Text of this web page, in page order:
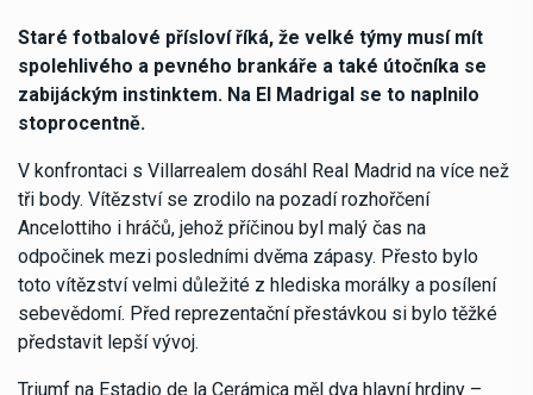
Staré fotbalové přísloví říká, že velké týmy musí mít
spolehlivého a pevného brankáře a také útočníka se
zabijáckým instinktem. Na El Madrigal se to naplnilo
stoprocentně.
V konfrontaci s Villarrealem dosáhl Real Madrid na více než
tři body. Vítězství se zrodilo na pozadí rozhořčení
Ancelottiho i hráčů, jehož příčinou byl malý čas na
odpočinek mezi posledními dvěma zápasy. Přesto bylo
toto vítězství velmi důležité z hlediska morálky a posílení
sebevědomí. Před reprezentační přestávkou si bylo těžké
představit lepší vývoj.
Triumf na Estadio de la Cerámica měl dva hlavní hrdiny –